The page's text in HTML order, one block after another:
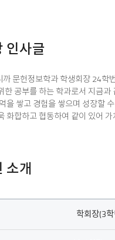
인사글
까 문헌정보학과 학생회장 24학
한 공부를 하는 학과로서 지금
을 쌓고 경험을 쌓으며 성장할
화합하고 협동하여 같이 있어
소개
학회장(3